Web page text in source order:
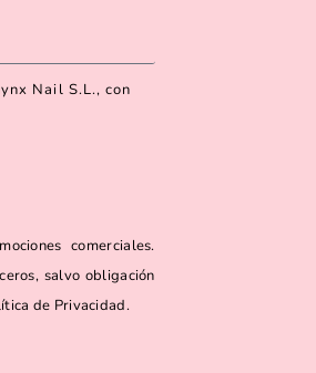
Nail S.L., con
comerciales.
salvo obligación
de Privacidad.